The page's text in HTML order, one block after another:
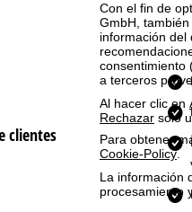
Con el fin de
GmbH,
información del
consentimiento
a terceros
Al hacer clic en
Rechazar solo
Para obtener
Cookie-Policy.
La información
procesamiento
clientes
a
p
r
n
c